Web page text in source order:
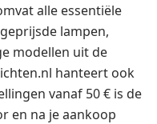
alle essentiële
lampen,
modellen uit de
hanteert ook
vanaf 50 € is de
en na je aankoop